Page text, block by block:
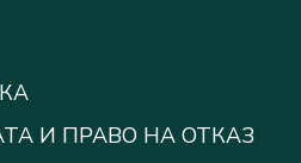
И ПРАВО НА ОТКАЗ